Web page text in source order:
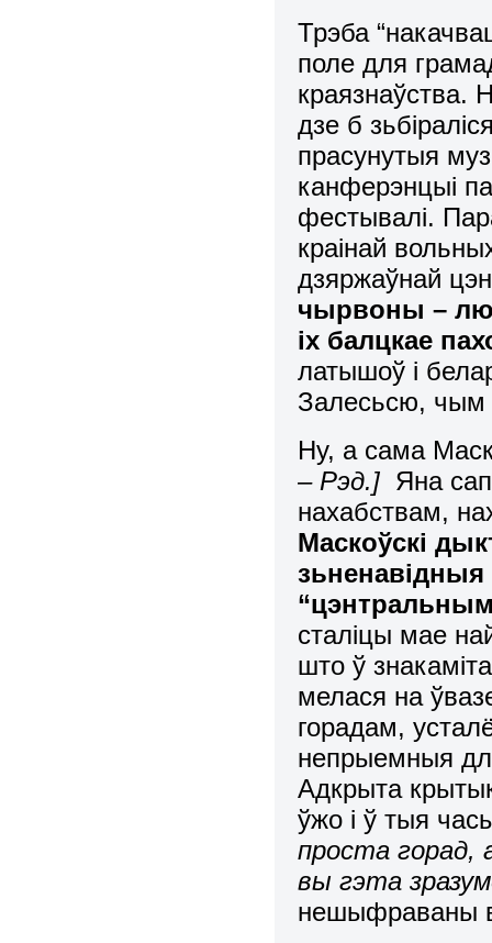
Трэба
поле для
краязнаўства.
дзе б
прасунутыя
канферэнцыі па
фестывалі.
краінай
дзяржаўнай
чырвоны –
іх балцкае
латышоў і
Залесьсю, чым
Ну, а сама
– Рэд.] Яна
нахабствам,
Маскоўскі
зьненавідныя
сталіцы мае
што ў
мелася на
горадам,
непрыемныя
Адкрыта
ўжо і ў тыя
проста горад,
вы гэта
нешыфраваны